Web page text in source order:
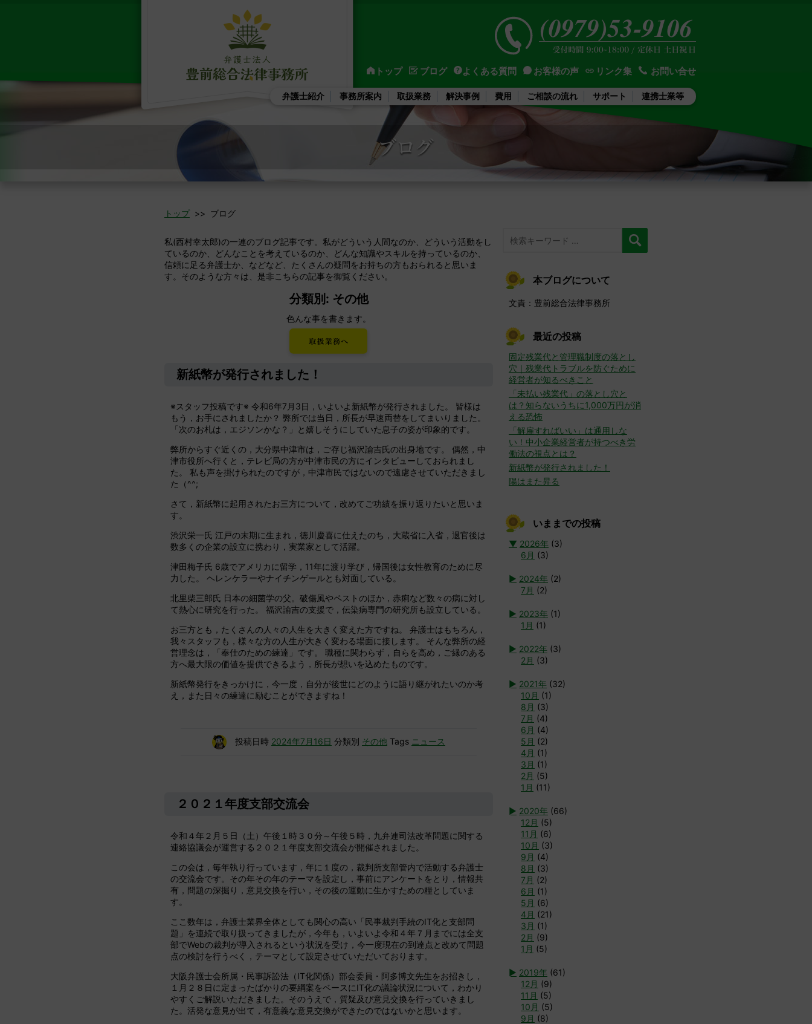
トップ ブログ よくある質問 お客様の声 リンク集 お問い合せ
弁護士紹介 事務所案内 取扱業務 解決事例 費用 ご相談の流れ サポート 連携士業等
トップ>> ブログ
私(西村幸太郎)の一連のブログ記事です。私がどういう人間なのか、どういう活動をし
ているのか、どんなことを考えているのか、どんな知識やスキルを持っているのか、
信頼に足る弁護士か、などなど、たくさんの疑問をお持ちの方もおられると思いま
す。そのような方々は、是非こちらの記事を御覧ください。
分類別: その他
色んな事を書きます。
新紙幣が発行されました！
※スタッフ投稿です※ 令和6年7月3日，いよいよ新紙幣が発行されました。 皆様は
もう，お手にされましたか？ 弊所では当日，所長が早速両替をしてまいりました。
「次のお札は，エジソンかな？」と嬉しそうにしていた息子の姿が印象的です。
弊所からすぐ近くの，大分県中津市は，ご存じ福沢諭吉氏の出身地です。 偶然，中
津市役所へ行くと，テレビ局の方が中津市民の方にインタビューしておられまし
た。 私も声を掛けられたのですが，中津市民ではないので遠慮させていただきまし
た（^^;
さて，新紙幣に起用されたお三方について，改めてご功績を振り返りたいと思いま
す。
渋沢栄一氏 江戸の末期に生まれ，徳川慶喜に仕えたのち，大蔵省に入省，退官後は
数多くの企業の設立に携わり，実業家として活躍。
津田梅子氏 6歳でアメリカに留学，11年に渡り学び，帰国後は女性教育のために尽
力した。 ヘレンケラーやナイチンゲールとも対面している。
北里柴三郎氏 日本の細菌学の父。破傷風やペストのほか，赤痢など数々の病に対し
て熱心に研究を行った。 福沢諭吉の支援で，伝染病専門の研究所も設立している。
お三方とも，たくさんの人々の人生を大きく変えた方ですね。 弁護士はもちろん，
我々スタッフも，様々な方の人生が大きく変わる場面に接します。 そんな弊所の経
営理念は，「奉仕のための練達」です。 職種に関わらず，自らを高め，ご縁のある
方へ最大限の価値を提供できるよう，所長が想いを込めたものです。
新紙幣発行をきっかけに，今一度，自分が後世にどのように語り継がれたいのか考
え，また日々の練達に励むことができますね！
投稿日時 2024年7月16日 分類別 その他 Tags ニュース
２０２１年度支部交流会
令和４年２月５日（土）午後１時３０分～午後５時，九弁連司法改革問題に関する
連絡協議会が運営する２０２１年度支部交流会が開催されました。
この会は，毎年執り行っています，年に１度の，裁判所支部管内で活動する弁護士
の交流会です。その年その年のテーマを設定し，事前にアンケートをとり，情報共
有，問題の深掘り，意見交換を行い，その後の運動に生かすための糧としていま
す。
ここ数年は，弁護士業界全体としても関心の高い「民事裁判手続のIT化と支部問
題」を連続で取り扱ってきましたが，今年も，いよいよ令和４年７月までには全支
部でWebの裁判が導入されるという状況を受け，今一度現在の到達点と改めて問題
点の検討を行うべく，テーマとして設定させていただいております。
大阪弁護士会所属・民事訴訟法（IT化関係）部会委員・阿多博文先生をお招きし，
１月２８日に定まったばかりの要綱案をベースにIT化の議論状況について，わかり
やすくご解説いただきました。そのうえで，質疑及び意見交換を行っていきまし
た。活発な意見が出て，有意義な意見交換ができたのではないかと思います。
Search
本ブログについて
文責：豊前総合法律事務所
最近の投稿
固定残業代と管理職制度の落とし
穴｜残業代トラブルを防ぐために
経営者が知るべきこと
「未払い残業代」の落とし穴と
は？知らないうちに1,000万円が消
える恐怖
「解雇すればいい」は通用しな
い！中小企業経営者が持つべき労
働法の視点とは？
新紙幣が発行されました！
陽はまた昇る
いままでの投稿
▼ 2026年 (3)
6月 (3)
► 2024年 (2)
7月 (2)
► 2023年 (1)
1月 (1)
► 2022年 (3)
2月 (3)
► 2021年 (32)
10月 (1)
8月 (3)
7月 (4)
6月 (4)
5月 (2)
4月 (1)
3月 (1)
2月 (5)
1月 (11)
► 2020年 (66)
12月 (5)
11月 (6)
10月 (3)
9月 (4)
8月 (3)
7月 (2)
6月 (1)
5月 (6)
4月 (21)
3月 (1)
2月 (9)
1月 (5)
► 2019年 (61)
12月 (9)
11月 (5)
10月 (5)
9月 (8)